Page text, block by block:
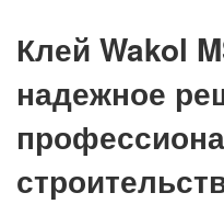
Клей Wakol
надежное